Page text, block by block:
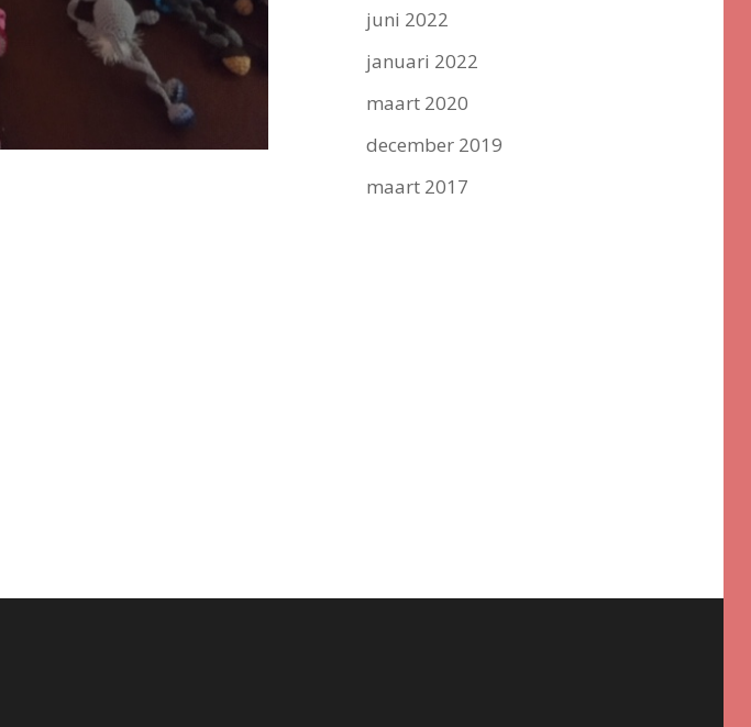
juni 2022
januari 2022
maart 2020
december 2019
maart 2017